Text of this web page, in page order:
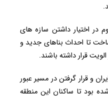
در اختیار داشتن سازه های
تا احداث بناهای جدید و
قرار داشته باشند.
و قرار گرفتن در مسیر عبور
بود تا ساکنان این منطقه